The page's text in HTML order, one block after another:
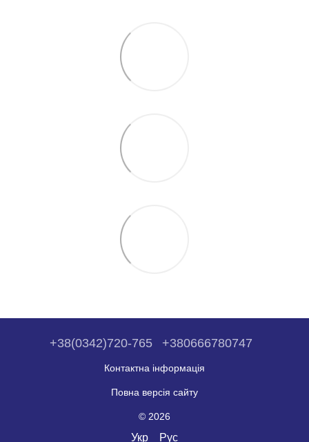
+38(0342)720-765 +380666780747
Контактна інформація
Повна версія сайту
© 2026
Укр Рус